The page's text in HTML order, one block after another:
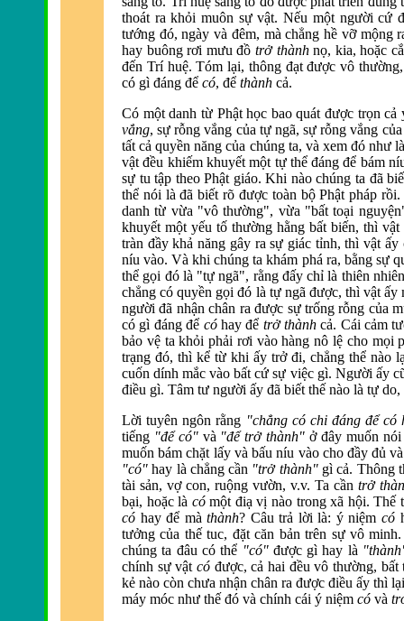
thoát ra khỏi muôn sự vật. Nếu một người cứ
tướng đó, ngày và đêm, mà chẳng hề vỡ mộng
hay buông rơi mưu đồ trở thànhnọ, kia, hoặc
đến Trí huệ. Tóm lại, thông đạt được vô
có gì đáng để có, để thành cả.
Có một danh từ Phật học bao quát được trọn cả
vắng, sự rỗng vắng của tự ngã, sự rỗng vắng
tất cả quyền năng của chúng ta, và xemđó như l
vật đều khiếm khuyết một tự thể đáng để bám
sự tu tập theo Phật giáo. Khi nào chúng ta đã
thể nói làđã biết rõ được toàn bộ Phật pháp
danh từ vừa "vô thường", vừa "bất toại
khuyết một yếu tố thường hằng bất biến, thì vật
tràn đầy khả năng gây ra sự giác tỉnh, thì vật ấy
níu vào. Và khi chúng ta khám phá ra, bằng sự
thể gọi đó là "tự ngã", rằng đấy chỉ là thiên
chẳng có quyền gọiđó là tự ngã được, thì vật ấy
ngườiđã nhận chân rađược sự trống rỗng của
có gì đáng để cóhayđể trở thành cả. Cái cảm
bảo vệ ta khỏi phải rơi vào hàng nô lệ cho
trạng đó, thì kể từ khi ấy trở đi, chẳng thể nào
cuốn dính mắc vào bất cứ sự việc gì. Người ấy
điều gì. Tâm tư người ấy đã biết thế nào là tự
Lời tuyên ngôn rằng "chẳng có chi đáng để có
tiếng "để có" và "để trở thành" ở đây muốn
muốn bám chặt lấy và bấu níu vào cho đầy đủ v
"có"hay là chẳng cần "trở thành" gì cả. Thông
tài sản, vợ con, ruộng vườn, v.v. Ta cầntrở
bại, hoặc là cómột điạ vị nào trong xã hội. Thế
có hayđể màthành? Câu trả lời là: ý niệm có
tưởng của thế tuc, đặt căn bản trên sự vô
chúng ta đâu có thể "có" được gì hay là
chính sự vậtcó được, cả hai đều vô thường,
kẻ nào còn chưa nhận chân rađược điều ấy thì
máy móc như thế đó và chính cái ý niệm có và